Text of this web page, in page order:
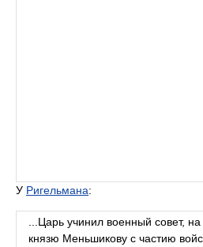
У Ригельмана:
...Царь учинил военный совет,
князю Меньшикову с частию